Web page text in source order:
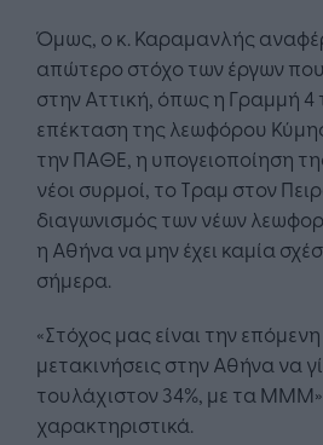
Όμως, ο κ. Καραμανλής
απώτερο στόχο των έργων
στην Αττική, όπως η Γραμμή 4
επέκταση της λεωφόρου
την ΠΑΘΕ, η υπογειοποίηση
νέοι συρμοί, το Τραμ στον
διαγωνισμός των νέων
η Αθήνα να μην έχει καμία
σήμερα.
«Στόχος μας είναι την
μετακινήσεις στην Αθήνα να
τουλάχιστον 34%, με τα
χαρακτηριστικά.